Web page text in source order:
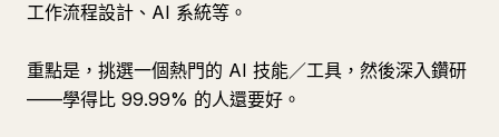
工作流程設計、AI 系統等。
重點是，挑選一個熱門的 AI 技能／工具，然後深入鑽研
——學得比 99.99% 的人還要好。